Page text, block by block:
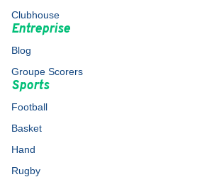
Clubhouse
Entreprise
Blog
Groupe Scorers
Sports
Football
Basket
Hand
Rugby